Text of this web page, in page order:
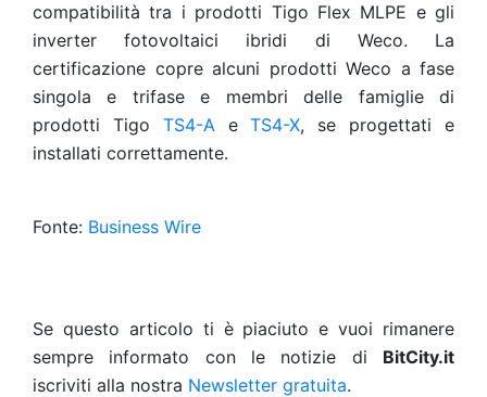
compatibilità tra i prodotti Tigo Flex MLPE e gli
inverter fotovoltaici ibridi di Weco. La
certificazione copre alcuni prodotti Weco a fase
singola e trifase e membri delle famiglie di
prodotti Tigo TS4-AeTS4-X, se progettati e
installati correttamente.
Fonte: Business Wire
Se questo articolo ti è piaciuto e vuoi rimanere
sempre informato con le notizie di BitCity.it
iscriviti alla nostra Newsletter gratuita.